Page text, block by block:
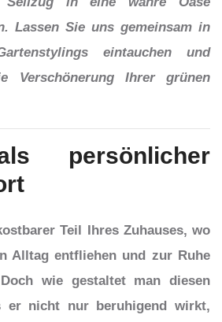
Lassen Sie uns gemeinsam in
eintauchen und
Verschönerung Ihrer grünen
persönlicher
Teil Ihres Zuhauses, wo
Alltag entfliehen und zur Ruhe
wie gestaltet man diesen
er nicht nur beruhigend wirkt,